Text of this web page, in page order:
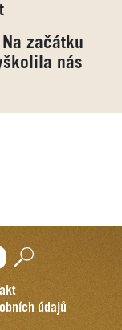
Na začátku
nás
údajů